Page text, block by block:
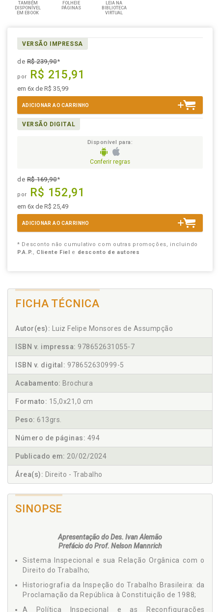
TAMBÉM
DISPONÍVEL
EM EBOOK
FOLHEIE
PÁGINAS
LEIA NA
BIBLIOTECA
VIRTUAL
VERSÃO IMPRESSA
deR$ 239,90*
por R$ 215,91
em 6x de R$ 35,99
ADICIONAR AO CARRINHO
VERSÃO DIGITAL
Disponível para:
Conferir regras
deR$ 169,90*
por R$ 152,91
em 6x de R$ 25,49
ADICIONAR AO CARRINHO
* Desconto não cumulativo com outras promoções, incluindo
P.A.P., Cliente Fiel e desconto de autores
FICHA TÉCNICA
Autor(es): Luiz Felipe Monsores de Assumpção
ISBN v. impressa: 978652631055-7
ISBN v. digital: 978652630999-5
Acabamento: Brochura
Formato: 15,0x21,0 cm
Peso: 613grs.
Número de páginas: 494
Publicado em: 20/02/2024
Área(s): Direito - Trabalho
SINOPSE
Apresentação do Des. Ivan Alemão
Prefácio do Prof. Nelson Mannrich
Sistema Inspecional e sua Relação Orgânica com o
Direito do Trabalho;
Historiografia da Inspeção do Trabalho Brasileira: da
Proclamação da República à Constituição de 1988;
A Política Inspecional e as Reconfigurações